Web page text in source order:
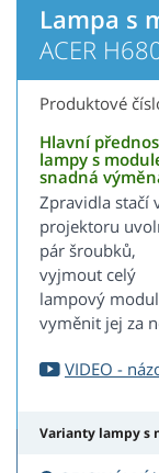
Lampa s
ACER
Produktové
Hlavní
lampy s
snadná
Zpravidla stačí
projektoru
pár šroubků,
vyjmout celý
lampový
vyměnit jej za
VIDEO -
Varianty lampy s